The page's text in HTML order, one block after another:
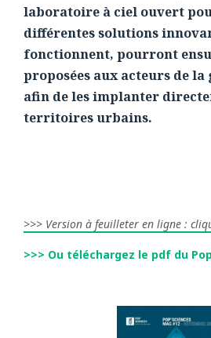
laboratoire à ciel ouvert
différentes solutions
fonctionnent, pourront
proposées aux acteurs de la
afin de les implanter
territoires urbains.
>>> Version à feuilleter en ligne :
>>> Ou téléchargez le pdf du